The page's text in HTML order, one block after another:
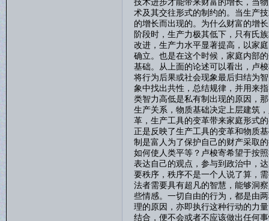
技术进步才能带来财富的增长，当
术及其交往形式的制约的。当生产
的增长而出现的。为什么财富的增
阶段时，生产力极其低下，只有氏
改进，生产力水平显著提高，以家
确立。也是在这个时候，家庭内部
基础。从上面的论述可以看出，卢
将行为后果或社会现象最后归结为
象中找出共性，总结规律，并用来
类智力高低是私有制出现的原因，
生产关系，物质基础决定上层建筑
革，生产工具的变革带来家庭形式
正是反映了生产工具的变革和物质
制是富人为了保护自己的财产采取
如何使人类平等？卢梭寄希望于按
表达自己的观点，参与到政治中，
要秩序，秩序不是一个人说了算，
法者需要具有超凡的智慧，能够洞
些情感。一切自由的行为，都是由
理的原因，亦即执行这种行动的力
结合，便不会或者不应该做出任何